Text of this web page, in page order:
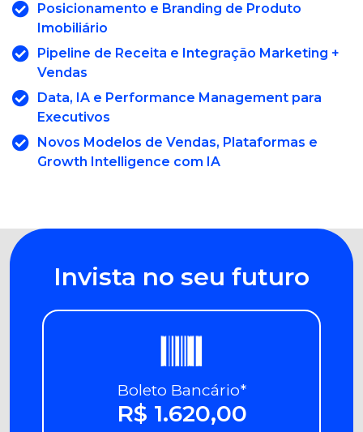
Posicionamento e Branding de Produto
Imobiliário
Pipeline de Receita e Integração Marketing +
Vendas
Data, IA e Performance Management para
Executivos
Novos Modelos de Vendas, Plataformas e
Growth Intelligence com IA
Invista no seu futuro
Boleto Bancário*
R$ 1.620,00